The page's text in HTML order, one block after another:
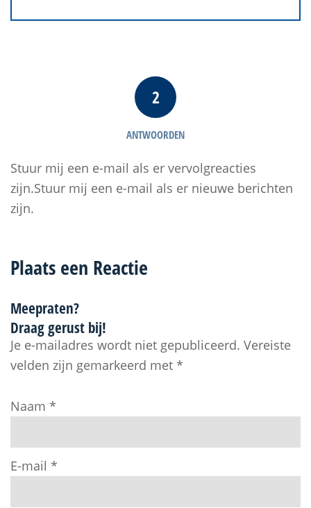
2
ANTWOORDEN
Stuur mij een e-mail als er vervolgreacties
zijn.Stuur mij een e-mail als er nieuwe berichten
zijn.
Plaats een Reactie
Meepraten?
Draag gerust bij!
Je e-mailadres wordt niet gepubliceerd. Vereiste
velden zijn gemarkeerd met *
Naam *
E-mail *